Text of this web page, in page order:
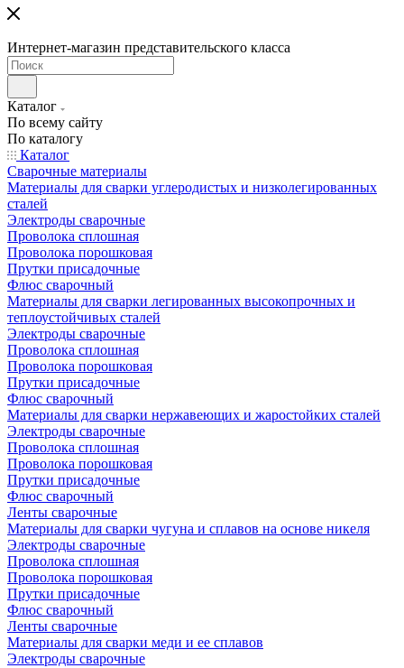
Интернет-магазин представительского класса
Каталог
По всему сайту
По каталогу
Каталог
Сварочные материалы
Материалы для сварки углеродистых и низколегированных
сталей
Электроды сварочные
Проволока сплошная
Проволока порошковая
Прутки присадочные
Флюс сварочный
Материалы для сварки легированных высокопрочных и
теплоустойчивых сталей
Электроды сварочные
Проволока сплошная
Проволока порошковая
Прутки присадочные
Флюс сварочный
Материалы для сварки нержавеющих и жаростойких сталей
Электроды сварочные
Проволока сплошная
Проволока порошковая
Прутки присадочные
Флюс сварочный
Ленты сварочные
Материалы для сварки чугуна и сплавов на основе никеля
Электроды сварочные
Проволока сплошная
Проволока порошковая
Прутки присадочные
Флюс сварочный
Ленты сварочные
Материалы для сварки меди и ее сплавов
Электроды сварочные